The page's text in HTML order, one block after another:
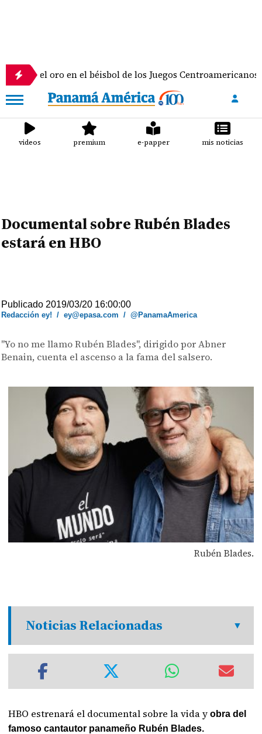
oro en el béisbol de los Juegos Centroamericanos y del
videos premium e-papper mis noticias
Documental sobre Rubén Blades
estará en HBO
Publicado 2019/03/20 16:00:00
Redacción ey! /ey@epasa.com /@PanamaAmerica
"Yo no me llamo Rubén Blades", dirigido por Abner
Benain, cuenta el ascenso a la fama del salsero.
Rubén Blades.
Noticias Relacionadas
HBO estrenará el documental sobre la vida y obra del
famoso cantautor panameño Rubén Blades.